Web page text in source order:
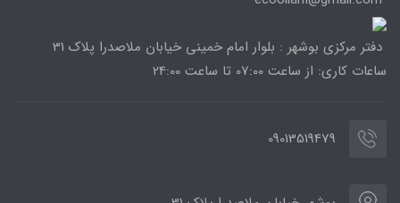
دفتر مرکزی بوشهر : بلوار امام خمینی خیابان ملاصدرا پلاک 31
ساعات کاری: از ساعت 07:00 تا ساعت 24:00
09013519479